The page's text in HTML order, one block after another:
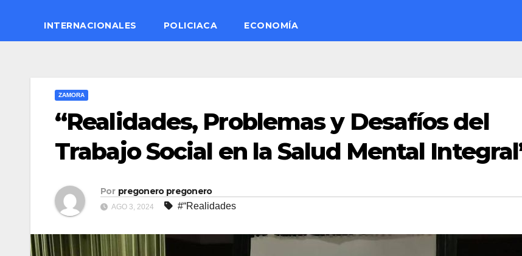
INTERNACIONALES POLICIACA ECONOMÍA
ZAMORA
“Realidades, Problemas y Desafíos del
Trabajo Social en la Salud Mental
Por pregonero pregonero
AGO 3, 2024 #“Realidades